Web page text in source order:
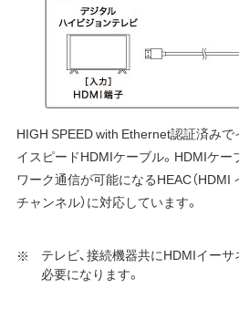
HIGH SPEED with Ethernet認証済み
イスピードHDMIケーブル。HDMIケ
ワーク通信が可能になるHEAC（
チャンネル）に対応しています。
テレビ、接続機器共にHDMIイー
必要になります。